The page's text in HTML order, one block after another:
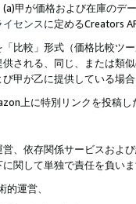
甲が価格および在庫の
イセンスに定めるCreators
比較」形式（価格比較ツ
される、同じ、または類
甲が乙に提供している場
上に特別リンクを投稿
、依存関係サービスおよ
関して単独で責任を負い
運営、